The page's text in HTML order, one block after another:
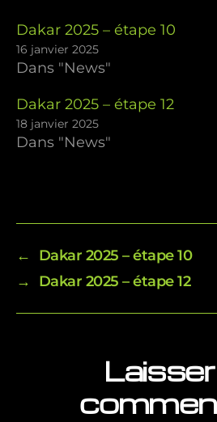
Dakar 2025 – étape 10
16 janvier 2025
Dans "News"
Dakar 2025 – étape 12
18 janvier 2025
Dans "News"
←
Dakar 2025 – étape 10
→
Dakar 2025 – étape 12